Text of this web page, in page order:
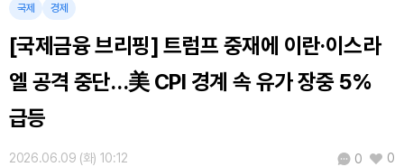
국제 경제
[국제금융 브리핑] 트럼프 중재에 이란·이스라
엘 공격 중단…美 CPI 경계 속 유가 장중 5%
급등
2026.06.09 (화) 10:12 0 0